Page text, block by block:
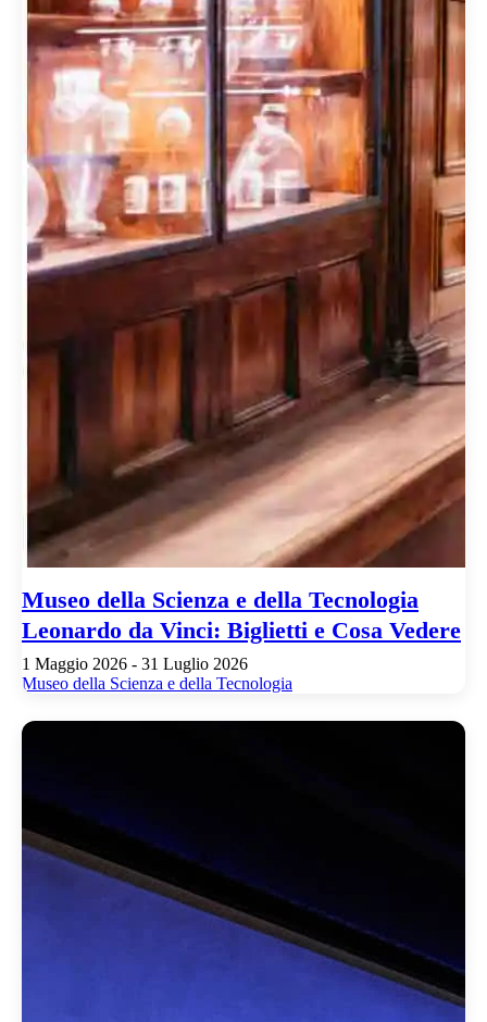
Museo della Scienza e della Tecnologia
Leonardo da Vinci: Biglietti e Cosa Vedere
1 Maggio 2026 - 31 Luglio 2026
Museo della Scienza e della Tecnologia